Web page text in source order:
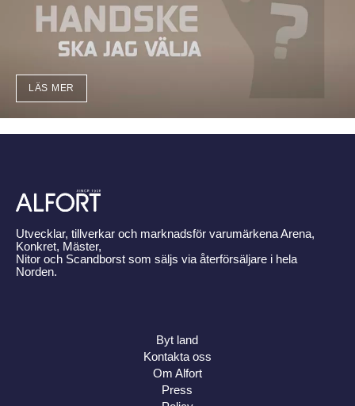
LÄS MER
Utvecklar, tillverkar och marknadsför varumärkena Arena,
Konkret, Mäster,
Nitor och Scandborst som säljs via återförsäljare i hela
Norden.
Byt land
Kontakta oss
Om Alfort
Press